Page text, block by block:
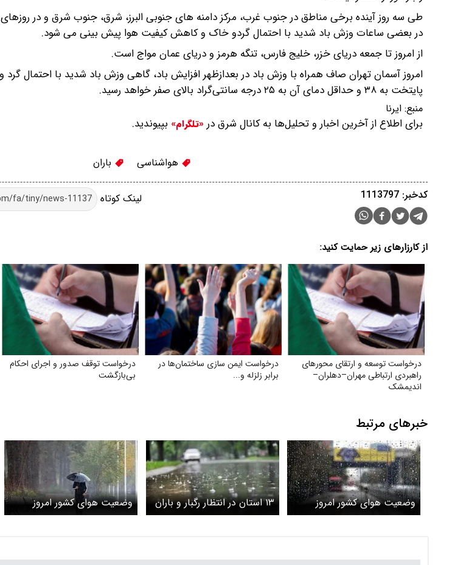
طی سه روز آینده برخی مناطق در جنوب غرب، مرکز دامنه های جنوبی البرز، شرق، جنوب شرق و در
در بعضی ساعات وزش باد شدید با احتمال گردو خاک و کاهش کیفیت هوا پیش بینی می شود.
از امروز تا جمعه دریای خزر، خلیج فارس، تنگه هرمز و دریای عمان مواج است.
امروز آسمان تهران صاف همراه با وزش باد در بعدازظهر افزایش باد، گاهی وزش باد شدید با احتمال
پایتخت به ۳۸ و حداقل دمای آن به ۲۵ درجه سانتی‌گراد بالای صفر خواهد رسید.
منبع: ایرنا
برای اطلاع از آخرین اخبار و تحلیل‌ها به کانال شرق در «تلگرام» بپیوندید.
هواشناسی باران
لینک کوتاه کدخبر: 1113797
از کارزارهای زیر حمایت کنید:
درخواست توسعه و ارتقای محورهای
راهبردی ارتباطی مهران–دهلران–
اندیمشک
درخواست ایمن‌ سازی ساختمان‌ها در
برابر زلزله و...
درخواست توقف صدور و اجرای احکام
بی‌بازگشت
خبرهای مرتبط
وضعیت هوای کشور امروز
چهارشنبه ۲۷ خرداد / رگبار باران
۱۳ استان در انتظار رگبار و باران
وضعیت هوای کشور امروز
چهارشنبه ۱۳ خرداد ۱۴۰۵ / باران